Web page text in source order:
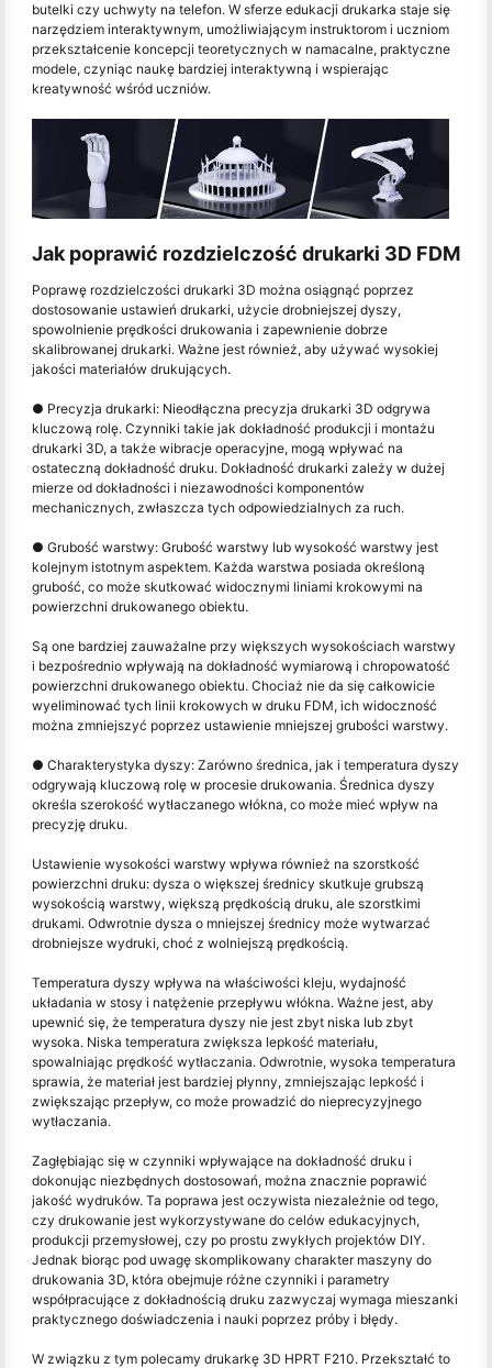
butelki czy uchwyty na telefon. W sferze edukacji drukarka staje się
narzędziem interaktywnym, umożliwiającym instruktorom i uczniom
przekształcenie koncepcji teoretycznych w namacalne, praktyczne
modele, czyniąc naukę bardziej interaktywną i wspierając
kreatywność wśród uczniów.
Jak poprawić rozdzielczość drukarki 3D FDM
Poprawę rozdzielczości drukarki 3D można osiągnąć poprzez
dostosowanie ustawień drukarki, użycie drobniejszej dyszy,
spowolnienie prędkości drukowania i zapewnienie dobrze
skalibrowanej drukarki. Ważne jest również, aby używać wysokiej
jakości materiałów drukujących.
● Precyzja drukarki: Nieodłączna precyzja drukarki 3D odgrywa
kluczową rolę. Czynniki takie jak dokładność produkcji i montażu
drukarki 3D, a także wibracje operacyjne, mogą wpływać na
ostateczną dokładność druku. Dokładność drukarki zależy w dużej
mierze od dokładności i niezawodności komponentów
mechanicznych, zwłaszcza tych odpowiedzialnych za ruch.
● Grubość warstwy: Grubość warstwy lub wysokość warstwy jest
kolejnym istotnym aspektem. Każda warstwa posiada określoną
grubość, co może skutkować widocznymi liniami krokowymi na
powierzchni drukowanego obiektu.
Są one bardziej zauważalne przy większych wysokościach warstwy
i bezpośrednio wpływają na dokładność wymiarową i chropowatość
powierzchni drukowanego obiektu. Chociaż nie da się całkowicie
wyeliminować tych linii krokowych w druku FDM, ich widoczność
można zmniejszyć poprzez ustawienie mniejszej grubości warstwy.
● Charakterystyka dyszy: Zarówno średnica, jak i temperatura dyszy
odgrywają kluczową rolę w procesie drukowania. Średnica dyszy
określa szerokość wytłaczanego włókna, co może mieć wpływ na
precyzję druku.
Ustawienie wysokości warstwy wpływa również na szorstkość
powierzchni druku: dysza o większej średnicy skutkuje grubszą
wysokością warstwy, większą prędkością druku, ale szorstkimi
drukami. Odwrotnie dysza o mniejszej średnicy może wytwarzać
drobniejsze wydruki, choć z wolniejszą prędkością.
Temperatura dyszy wpływa na właściwości kleju, wydajność
układania w stosy i natężenie przepływu włókna. Ważne jest, aby
upewnić się, że temperatura dyszy nie jest zbyt niska lub zbyt
wysoka. Niska temperatura zwiększa lepkość materiału,
spowalniając prędkość wytłaczania. Odwrotnie, wysoka temperatura
sprawia, że materiał jest bardziej płynny, zmniejszając lepkość i
zwiększając przepływ, co może prowadzić do nieprecyzyjnego
wytłaczania.
Zagłębiając się w czynniki wpływające na dokładność druku i
dokonując niezbędnych dostosowań, można znacznie poprawić
jakość wydruków. Ta poprawa jest oczywista niezależnie od tego,
czy drukowanie jest wykorzystywane do celów edukacyjnych,
produkcji przemysłowej, czy po prostu zwykłych projektów DIY.
Jednak biorąc pod uwagę skomplikowany charakter maszyny do
drukowania 3D, która obejmuje różne czynniki i parametry
współpracujące z dokładnością druku zazwyczaj wymaga mieszanki
praktycznego doświadczenia i nauki poprzez próby i błędy.
W związku z tym polecamy drukarkę 3D HPRT F210. Przekształć to